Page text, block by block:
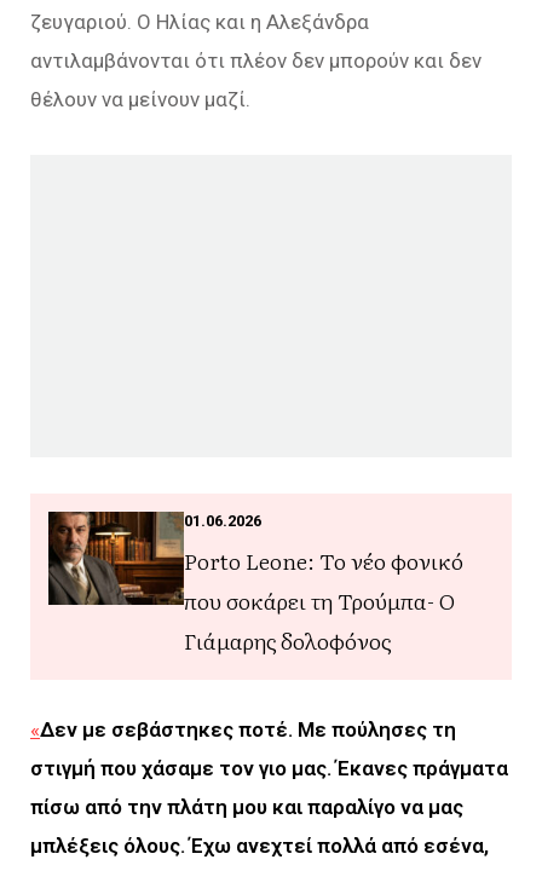
ζευγαριού. Ο Ηλίας και η Αλεξάνδρα
αντιλαμβάνονται ότι πλέον δεν μπορούν και δεν
θέλουν να μείνουν μαζί.
01.06.2026
Porto Leone: Το νέο φονικό
που σοκάρει τη Τρούμπα- Ο
Γιάμαρης δολοφόνος
«Δεν με σεβάστηκες ποτέ. Με πούλησες τη
στιγμή που χάσαμε τον γιο μας. Έκανες πράγματα
πίσω από την πλάτη μου και παραλίγο να μας
μπλέξεις όλους. Έχω ανεχτεί πολλά από εσένα,